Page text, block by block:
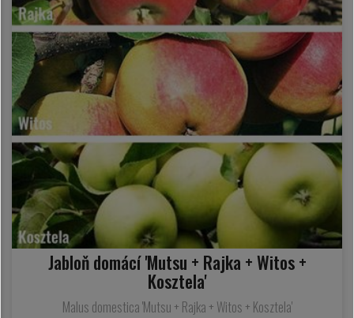
Jabloň domácí 'Mutsu + Rajka + Witos +
Kosztela'
Malus domestica 'Mutsu + Rajka + Witos + Kosztela'